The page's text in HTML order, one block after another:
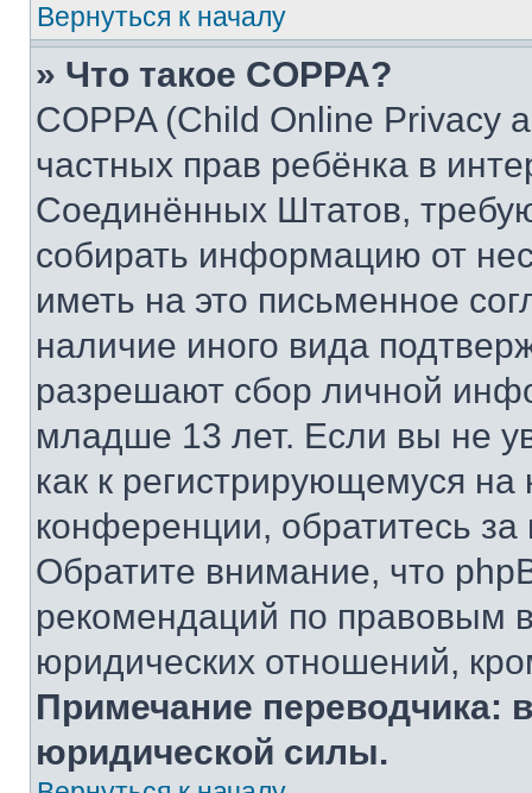
Вернуться к началу
» Что такое COPPA?
COPPA (Child Online Privacy
частных прав ребёнка в
Соединённых Штатов,
собирать информацию от
иметь на это письменное
наличие иного вида
разрешают сбор личной
младше 13 лет. Если вы не
как к регистрирующемуся
конференции, обратитесь
Обратите внимание, что
рекомендаций по правовым
юридических отношений,
Примечание переводчика:
юридической силы.